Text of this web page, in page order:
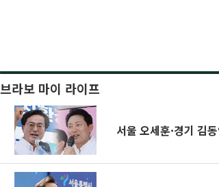
브라보 마이 라이프
서울 오세훈·경기 김